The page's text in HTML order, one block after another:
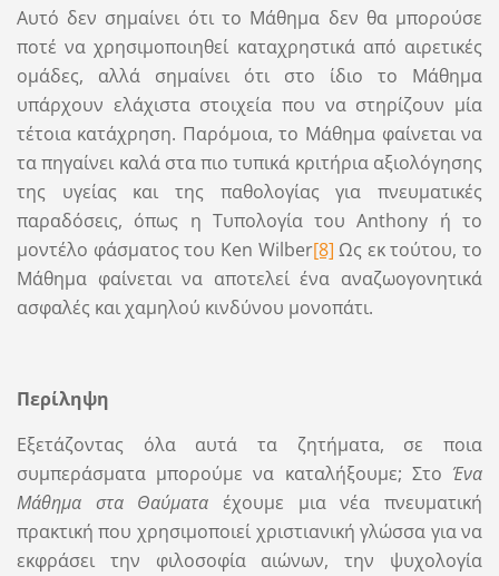
Αυτό δεν σημαίνει ότι το Μάθημα δεν θα μπορούσε
ποτέ να χρησιμοποιηθεί καταχρηστικά από αιρετικές
ομάδες, αλλά σημαίνει ότι στο ίδιο το Μάθημα
υπάρχουν ελάχιστα στοιχεία που να στηρίζουν μία
τέτοια κατάχρηση. Παρόμοια, το Μάθημα φαίνεται να
τα πηγαίνει καλά στα πιο τυπικά κριτήρια αξιολόγησης
της υγείας και της παθολογίας για πνευματικές
παραδόσεις, όπως η Τυπολογία του Anthony ή το
μοντέλο φάσματος του Ken Wilber[8] Ως εκ τούτου, το
Μάθημα φαίνεται να αποτελεί ένα αναζωογονητικά
ασφαλές και χαμηλού κινδύνου μονοπάτι.
Περίληψη
Εξετάζοντας όλα αυτά τα ζητήματα, σε ποια
συμπεράσματα μπορούμε να καταλήξουμε; Στο Ένα
Μάθημα στα Θαύματα έχουμε μια νέα πνευματική
πρακτική που χρησιμοποιεί χριστιανική γλώσσα για να
εκφράσει την φιλοσοφία αιώνων, την ψυχολογία